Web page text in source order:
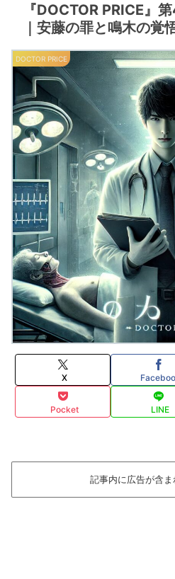
『DOCTOR PRICE』
｜安藤の罪と鳴木の覚
DOCTOR PRICE
X
Pocket LINE
記事内に広告が含ま